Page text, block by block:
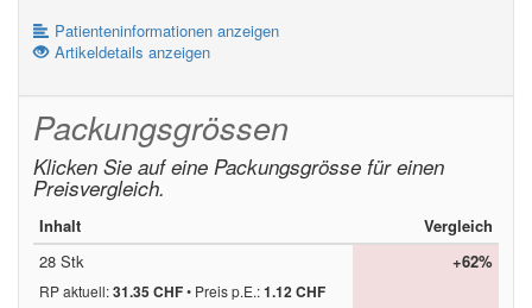
Patienteninformationen anzeigen
Artikeldetails anzeigen
Packungsgrössen
Klicken Sie auf eine Packungsgrösse für einen
Preisvergleich.
Inhalt
Vergleich
28 Stk
RP aktuell:31.35 CHF• Preis p.E.:1.12 CHF
+62%